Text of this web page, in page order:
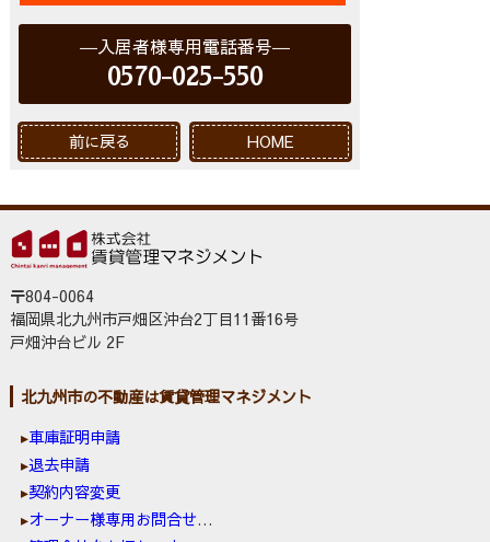
入居者様専用電話番号
0570-025-550
前に戻る HOME
〒804-0064
福岡県北九州市戸畑区沖台2丁目11番16号
戸畑沖台ビル 2F
北九州市の不動産は賃貸管理マネジメント
車庫証明申請
退去申請
契約内容変更
オーナー様専用お問合せ窓口